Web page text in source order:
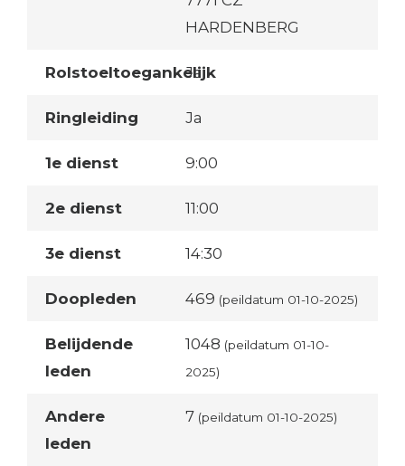
HARDENBERG
Rolstoeltoegankelijk
Ja
Ringleiding Ja
1e dienst 9:00
2e dienst 11:00
3e dienst 14:30
Doopleden 469 (peildatum 01-10-2025)
Belijdende
leden
1048 (peildatum 01-10-
2025)
Andere
leden
7 (peildatum 01-10-2025)